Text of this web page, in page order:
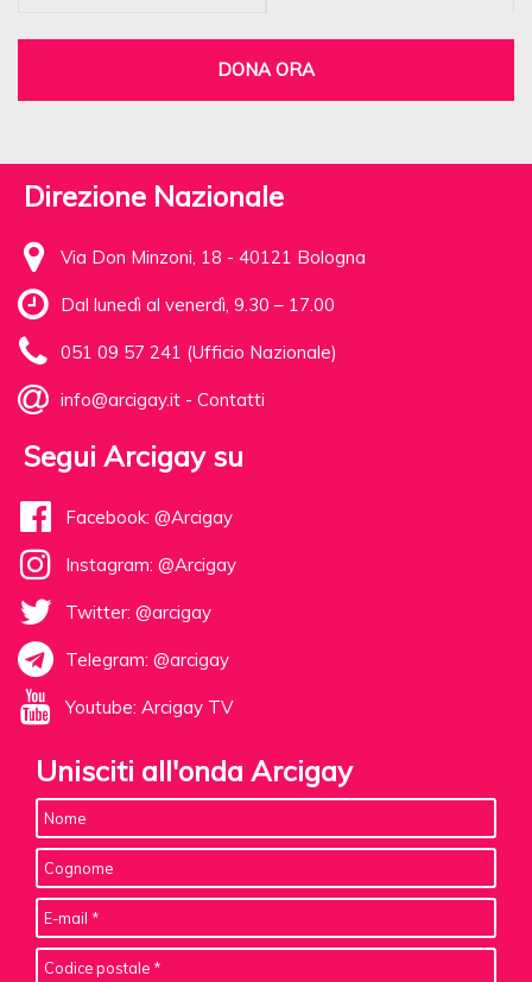
DONA ORA
Direzione Nazionale
Via Don Minzoni, 18 - 40121 Bologna
Dal lunedì al venerdì, 9.30 – 17.00
051 09 57 241 (Ufficio Nazionale)
info@arcigay.it - Contatti
Segui Arcigay su
Facebook: @Arcigay
Instagram: @Arcigay
Twitter: @arcigay
Telegram: @arcigay
Youtube: Arcigay TV
Unisciti all'onda Arcigay